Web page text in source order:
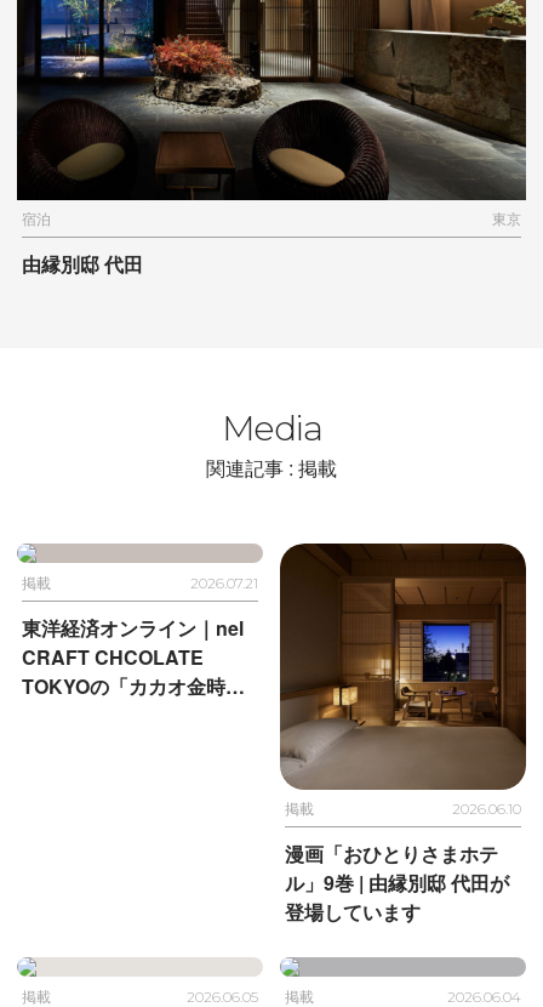
宿泊 東京
由縁別邸 代田
Media
関連記事 : 掲載
掲載 2026.07.21
東洋経済オンライン｜ nel
CRAFT CHCOLATE
TOKYOの 「カカオ金時」
掲載 2026.06.10
漫画「おひとりさまホテ
ル」9巻 | 由縁別邸 代田が
登場しています
掲載 2026.06.05 掲載 2026.06.04